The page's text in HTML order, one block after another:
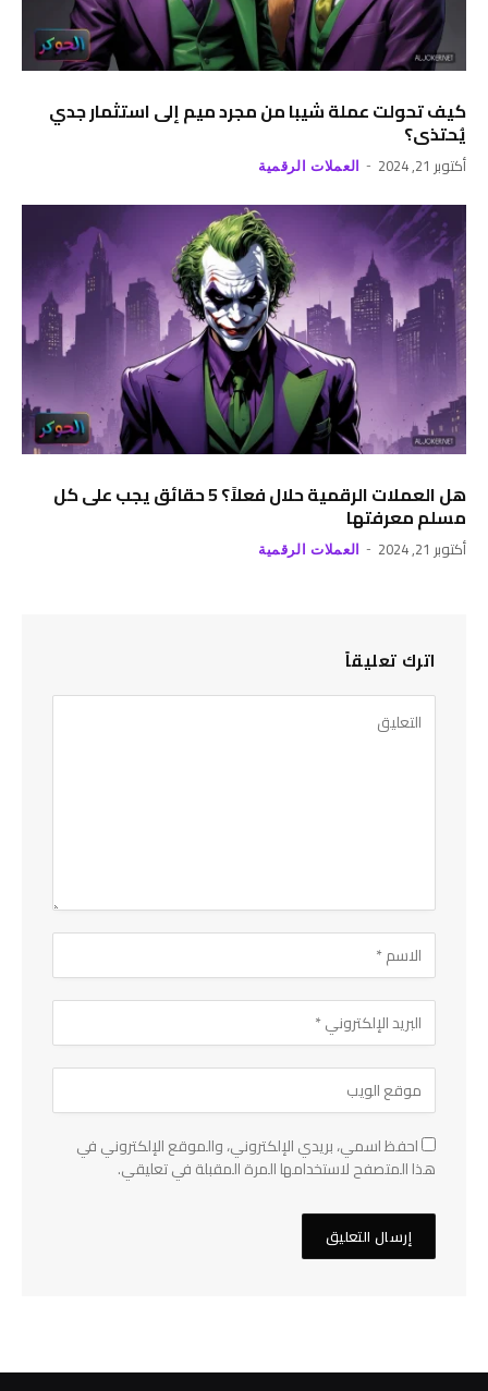
كيف تحولت عملة شيبا من مجرد ميم إلى استثمار جدي
يُحتذى؟
أكتوبر 21, 2024 العملات الرقمية
هل العملات الرقمية حلال فعلاً؟ 5 حقائق يجب على كل
مسلم معرفتها
أكتوبر 21, 2024 العملات الرقمية
اترك تعليقاً
احفظ اسمي، بريدي الإلكتروني، والموقع الإلكتروني في
هذا المتصفح لاستخدامها المرة المقبلة في تعليقي.